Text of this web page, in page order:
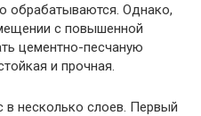
обрабатываются. Однако,
с повышенной
цементно-песчаную
и прочная.
в несколько слоев. Первый